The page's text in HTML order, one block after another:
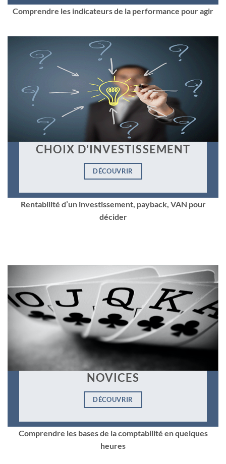
Comprendre les indicateurs de la performance pour agir
CHOIX D’INVESTISSEMENT
DÉCOUVRIR
Rentabilité d’un investissement, payback, VAN pour
décider
COMPTABILITÉ POUR
NOVICES
DÉCOUVRIR
Comprendre les bases de la comptabilité en quelques
heures